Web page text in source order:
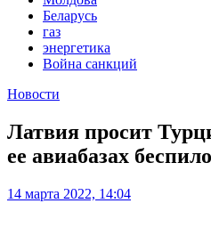
Беларусь
газ
энергетика
Война санкций
Новости
Латвия просит
ее авиабазах
14 марта 2022, 14:04